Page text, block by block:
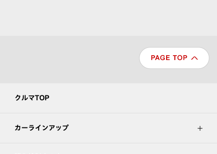
クルマTOP
カーラインアップ